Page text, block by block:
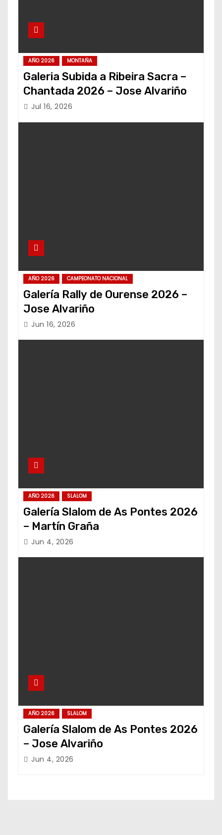
AÑO 2026 MONTAÑA
Galeria Subida a Ribeira Sacra –
Chantada 2026 – Jose Alvariño
Jul 16, 2026
AÑO 2026 CAMPEONATO NACIONAL
Galería Rally de Ourense 2026 –
Jose Alvariño
Jun 16, 2026
AÑO 2026 SLALOM
Galería Slalom de As Pontes 2026
– Martín Graña
Jun 4, 2026
AÑO 2026 SLALOM
Galería Slalom de As Pontes 2026
– Jose Alvariño
Jun 4, 2026